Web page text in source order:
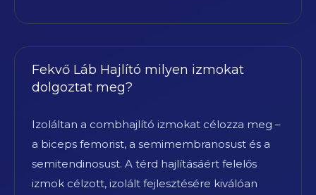
Fekvő Láb Hajlító milyen izmokat
dolgoztat meg?
Izoláltan a combhajlító izmokat célozza meg –
a biceps femorist, a semimembranosust és a
semitendinosust. A térd hajlításáért felelős
izmok célzott, izolált fejlesztésére kiválóan